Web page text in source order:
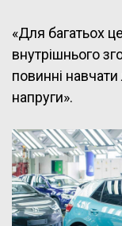
«Для багатьох
внутрішнього
повинні
напруги».